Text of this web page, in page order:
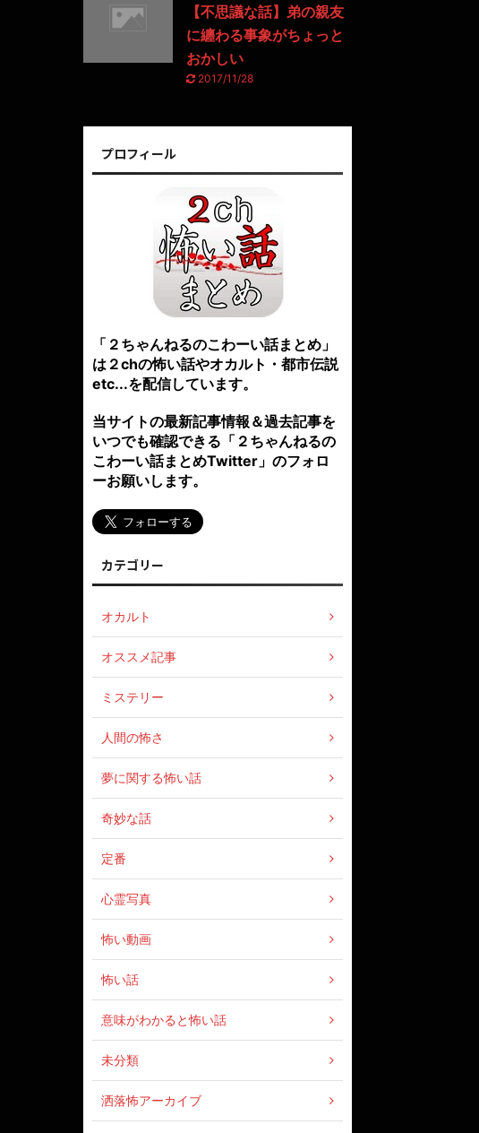
【不思議な話】弟の親友
に纏わる事象がちょっと
おかしい
2017/11/28
プロフィール
「２ちゃんねるのこわーい話まとめ」
は２chの怖い話やオカルト・都市伝説
etc...を配信しています。
当サイトの最新記事情報＆過去記事を
いつでも確認できる「２ちゃんねるの
こわーい話まとめTwitter」のフォロ
ーお願いします。
カテゴリー
オカルト
オススメ記事
ミステリー
人間の怖さ
夢に関する怖い話
奇妙な話
定番
心霊写真
怖い動画
怖い話
意味がわかると怖い話
未分類
洒落怖アーカイブ